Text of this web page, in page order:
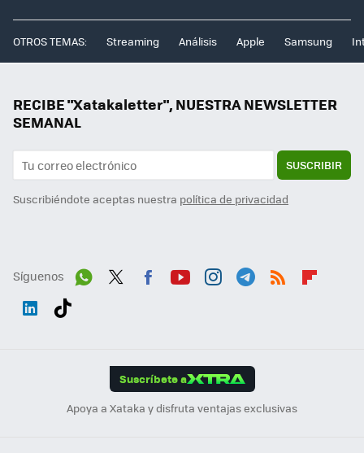
OTROS TEMAS: Streaming Análisis Apple Samsung
RECIBE "Xatakaletter", NUESTRA NEWSLETTER
SEMANAL
SUSCRIBIR
Suscribiéndote aceptas nuestra política de privacidad
Síguenos
Suscríbete a
Apoya a Xataka y disfruta ventajas exclusivas